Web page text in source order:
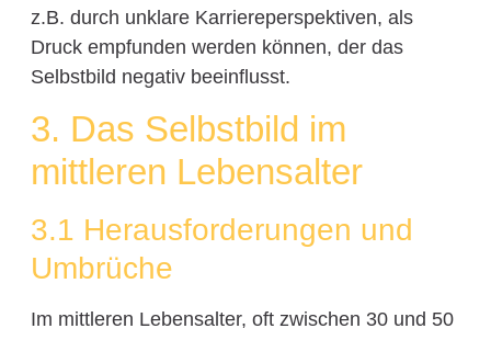
z.B. durch unklare Karriereperspektiven, als
Druck empfunden werden können, der das
Selbstbild negativ beeinflusst.
3. Das Selbstbild im
mittleren Lebensalter
3.1 Herausforderungen und
Umbrüche
Im mittleren Lebensalter, oft zwischen 30 und 50